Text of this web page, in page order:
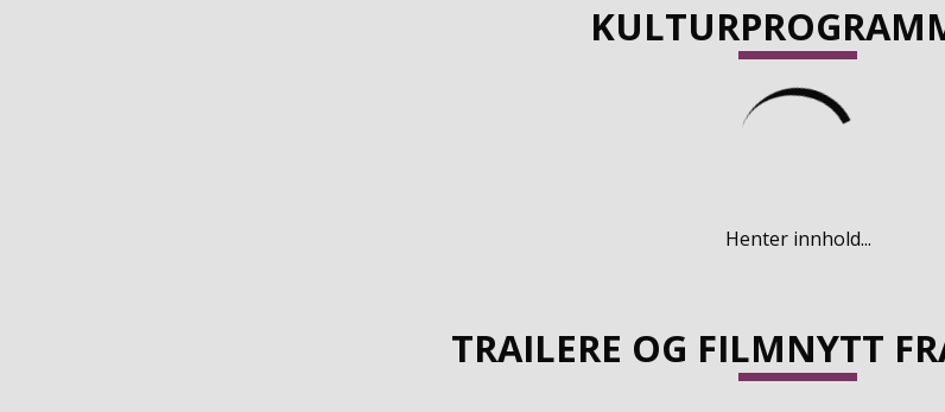
Henter innhold...
TRAILERE OG FILMNYTT